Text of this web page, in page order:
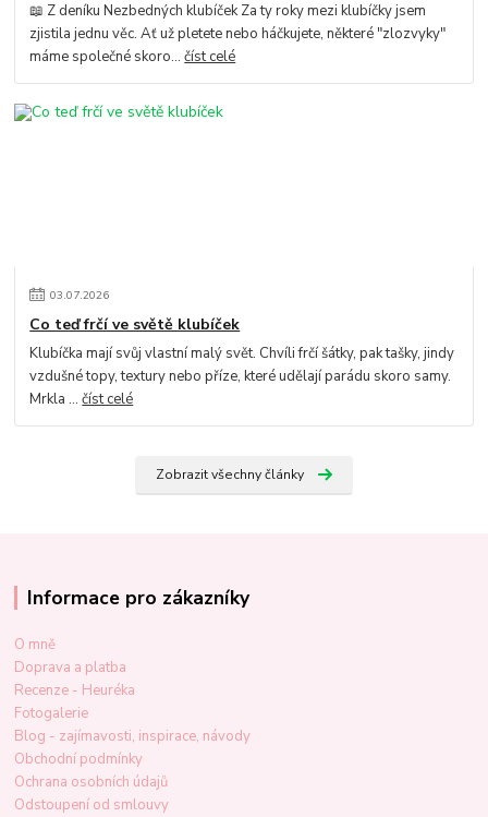
📖 Z deníku Nezbedných klubíček Za ty roky mezi klubíčky jsem
zjistila jednu věc. Ať už pletete nebo háčkujete, některé "zlozvyky"
máme společné skoro...číst celé
03.07.2026
Co teď frčí ve světě klubíček
Klubíčka mají svůj vlastní malý svět. Chvíli frčí šátky, pak tašky, jindy
vzdušné topy, textury nebo příze, které udělají parádu skoro samy.
Mrkla ...číst celé
Zobrazit všechny články
Informace pro zákazníky
O mně
Doprava a platba
Recenze - Heuréka
Fotogalerie
Blog - zajímavosti, inspirace, návody
Obchodní podmínky
Ochrana osobních údajů
Odstoupení od smlouvy